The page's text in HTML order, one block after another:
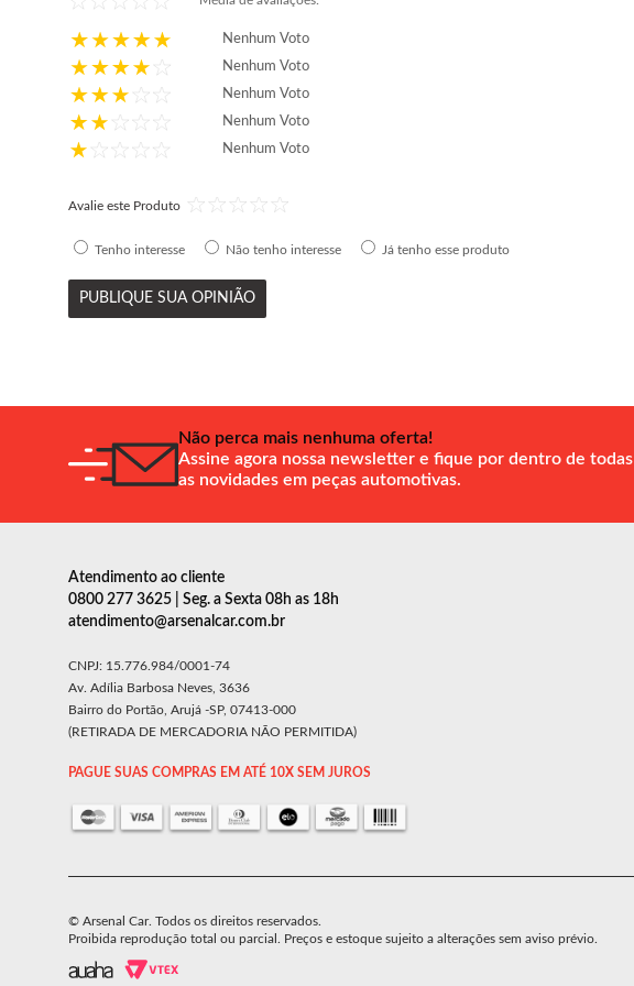
Nenhum Voto
Nenhum Voto
Nenhum Voto
Nenhum Voto
Nenhum Voto
Avalie este Produto
Tenho interesse Não tenho interesse Já tenho esse produto
PUBLIQUE SUA OPINIÃO
Não perca mais nenhuma oferta!
Assine agora nossa newsletter e fique por dentro de todas
as novidades em peças automotivas.
Atendimento ao cliente
0800 277 3625 | Seg. a Sexta 08h as 18h
atendimento@arsenalcar.com.br
CNPJ: 15.776.984/0001-74
Av. Adília Barbosa Neves, 3636
Bairro do Portão, Arujá -SP, 07413-000
(RETIRADA DE MERCADORIA NÃO PERMITIDA)
PAGUE SUAS COMPRAS EM ATÉ 10X SEM JUROS
© Arsenal Car. Todos os direitos reservados.
Proibida reprodução total ou parcial. Preços e estoque sujeito a alterações sem aviso prévio.